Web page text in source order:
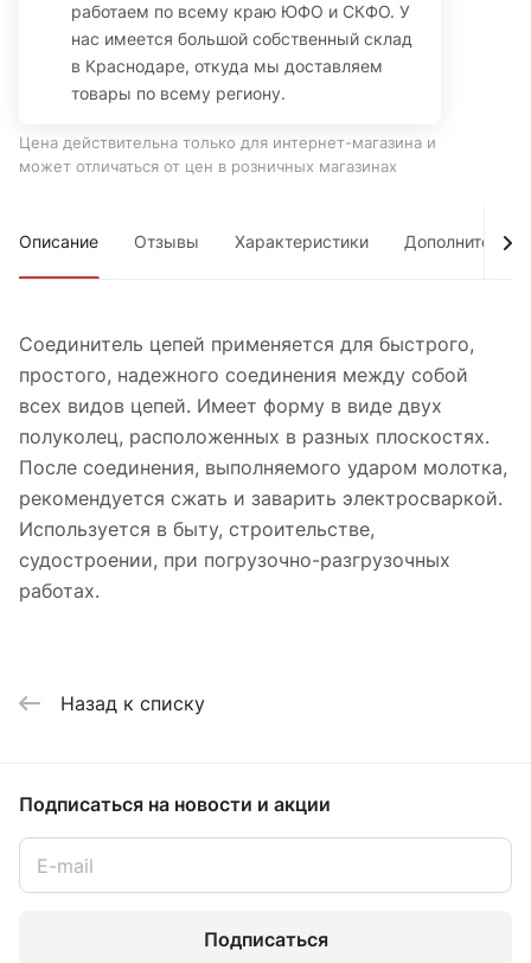
работаем по всему краю ЮФО и СКФО. У
нас имеется большой собственный склад
в Краснодаре, откуда мы доставляем
товары по всему региону.
Цена действительна только для интернет-магазина и
может отличаться от цен в розничных магазинах
Описание Отзывы Характеристики Дополнительно
Соединитель цепей применяется для быстрого,
простого, надежного соединения между собой
всех видов цепей. Имеет форму в виде двух
полуколец, расположенных в разных плоскостях.
После соединения, выполняемого ударом молотка,
рекомендуется сжать и заварить электросваркой.
Используется в быту, строительстве,
судостроении, при погрузочно-разгрузочных
работах.
Назад к списку
Подписаться на новости и акции
Подписаться